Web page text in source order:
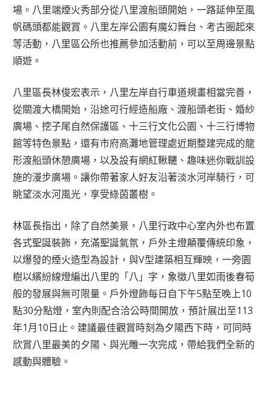
場。八里端煙火秀部分從八里渡船頭開始，一路延伸至風
帆碼頭都能觀賞。八里左岸公園有魔幻舞台、考古圈起來
等活動，八里區公所也推薦參加活動前，可以至周邊景點
順遊。
八里區長林俊宏表示，八里左岸自行車道規畫相當完善，
從關渡大橋開始，沿途可行經造船廠、渡船頭老街、婚紗
廣場、挖子尾自然保護區、十三行文化公園、十三行博物
館等特色景點，還有市府高灘地管理處近期整建完成的龍
形渡船頭休憩廣場，以及設有網紅鞦韆、趣味迷你戰訓設
施的漫步廣場。讓你帶著家人好友沿著淡水河岸騎行，可
眺望淡水河風光，享受綠茵叢樹。
林區長指出，除了自然美景，八里行政中心室內外也布置
各式聖誕裝飾，充滿聖誕氣氛，戶外主燈顛覆傳統印象，
以爆發的煙火造型為設計，與V型建築相互輝映，一旁園
樹以繽紛線燈編出八里的「八」字，象徵八里如雨後春筍
般的發展與無可限量。戶外燈飾每日自下午5點至晚上10
點30分點燈，室內則配合洽公時間開放，預計展出至113
年1月10日止。建議最佳觀賞時刻為夕陽西下時，可同時
欣賞八里最美的夕陽、與光雕一次完成，帶給我們全新的
感動與體驗。